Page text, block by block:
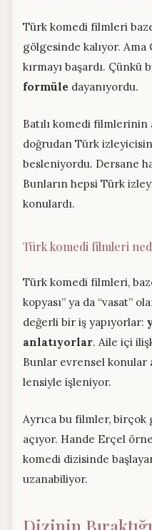
Türk komedi filmleri
gölgesinde kalıyor. Ama
kırmayı başardı. Çünkü
formüle dayanıyordu.
Batılı komedi
doğrudan Türk
besleniyordu. Dersane
Bunların hepsi Türk
konulardı.
Türk komedi filmleri
Türk komedi filmleri,
kopyası” ya da “vasat”
değerli bir iş yapıyorlar:
anlatıyorlar. Aile içi
Bunlar evrensel konular
lensiyle işleniyor.
Ayrıca bu filmler, birçok
açıyor. Hande Erçel
komedi dizisinde
uzanabiliyor.